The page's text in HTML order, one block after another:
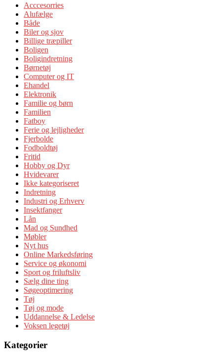
Acccesorries
Alufælge
Både
Biler og sjov
Billige træpiller
Boligen
Boligindretning
Børnetøj
Computer og IT
Ehandel
Elektronik
Familie og børn
Familien
Fatboy
Ferie og lejligheder
Fjerbolde
Fodboldtøj
Fritid
Hobby og Dyr
Hvidevarer
Ikke kategoriseret
Indretning
Industri og Erhverv
Insektfanger
Lån
Mad og Sundhed
Møbler
Nyt hus
Online Markedsføring
Service og økonomi
Sport og friluftsliv
Sælg dine ting
Søgeoptimering
Tøj
Tøj og mode
Uddannelse & Ledelse
Voksen legetøj
Kategorier